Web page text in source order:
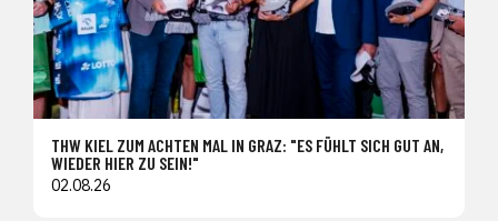
THW KIEL ZUM ACHTEN MAL IN GRAZ: "ES FÜHLT SICH GUT AN,
WIEDER HIER ZU SEIN!"
02.08.26